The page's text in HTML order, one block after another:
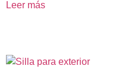
Leer más